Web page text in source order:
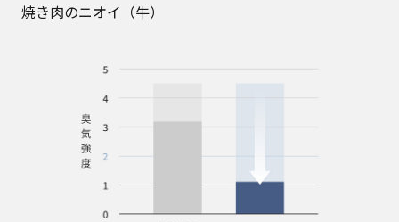
焼き肉のニオイ（牛）